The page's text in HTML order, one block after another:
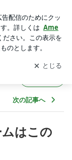
け取りまし
開く
次の記事へ
はこの